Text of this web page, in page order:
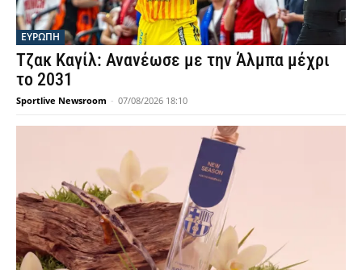
ΕΥΡΩΠΗ
Τζακ Καγίλ: Ανανέωσε με την Άλμπα μέχρι
το 2031
Sportlive Newsroom - 07/08/2026 18:10